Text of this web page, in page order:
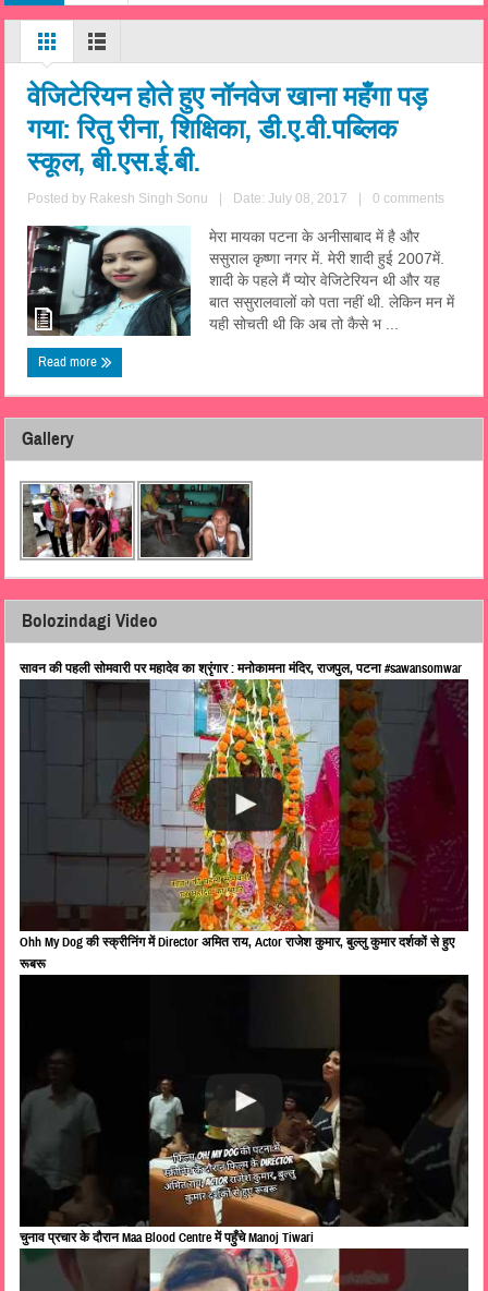
वेजिटेरियन होते हुए नॉनवेज खाना महँगा पड़
गया: रितु रीना, शिक्षिका, डी.ए.वी.पब्लिक
स्कूल, बी.एस.ई.बी.
Posted by Rakesh Singh Sonu Date: July 08, 2017 0 comments
मेरा मायका पटना के अनीसाबाद में है और
ससुराल कृष्णा नगर में. मेरी शादी हुई 2007में.
शादी के पहले मैं प्योर वेजिटेरियन थी और यह
बात ससुरालवालों को पता नहीं थी. लेकिन मन में
यही सोचती थी कि अब तो कैसे भ ...
Read more
Gallery
Bolozindagi Video
सावन की पहली सोमवारी पर महादेव का श्रृंगार : मनोकामना मंदिर, राजपुल, पटना #sawansomwar
Ohh My Dog की स्क्रीनिंग में Director अमित राय, Actor राजेश कुमार, बुल्लु कुमार दर्शकों से हुए
रूबरू
चुनाव प्रचार के दौरान Maa Blood Centre में पहुँचे Manoj Tiwari